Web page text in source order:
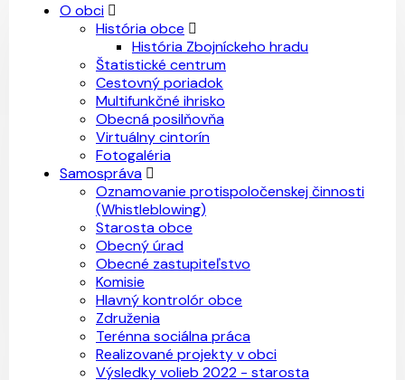
O obci
História obce
História Zbojníckeho hradu
Štatistické centrum
Cestovný poriadok
Multifunkčné ihrisko
Obecná posilňovňa
Virtuálny cintorín
Fotogaléria
Samospráva
Oznamovanie protispoločenskej činnosti
(Whistleblowing)
Starosta obce
Obecný úrad
Obecné zastupiteľstvo
Komisie
Hlavný kontrolór obce
Združenia
Terénna sociálna práca
Realizované projekty v obci
Výsledky volieb 2022 - starosta